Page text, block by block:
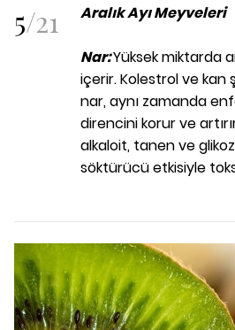
5/21 Aralık Ayı Meyveleri
Nar:Yüksek miktarda
içerir. Kolestrol ve kan
nar, aynı zamanda
direncini korur ve
alkaloit, tanen ve
söktürücü etkisiyle